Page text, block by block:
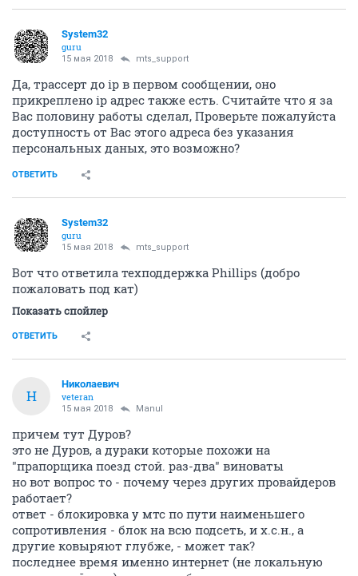
System32
guru
15 мая 2018 mts_support
Да, трассерт до ip в первом сообщении, оно
прикреплено ip адрес также есть. Считайте что я за
Вас половину работы сделал, Проверьте пожалуйста
доступность от Вас этого адреса без указания
персональных даных, это возможно?
ОТВЕТИТЬ
System32
guru
15 мая 2018 mts_support
Вот что ответила техподдержка Phillips (добро
пожаловать под кат)
Показать спойлер
ОТВЕТИТЬ
Н
Николаевич
veteran
15 мая 2018 Manul
причем тут Дуров?
это не Дуров, а дураки которые похожи на
"прапорщика поезд стой. раз-два" виноваты
но вот вопрос то - почему через других провайдеров
работает?
ответ - блокировка у мтс по пути наименьшего
сопротивления - блок на всю подсеть, и х.с.н., а
другие ковыряют глубже, - может так?
последнее время именно интернет (не локальную